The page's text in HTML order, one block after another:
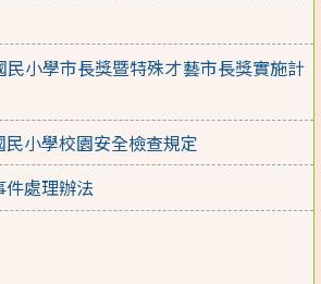
小學市長獎暨特殊才藝市長獎實施計
小學校園安全檢查規定
件處理辦法